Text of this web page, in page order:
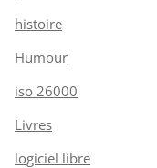
histoire
Humour
iso 26000
Livres
logiciel libre